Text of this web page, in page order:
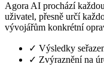
Agora AI prochází
uživatel, přesně určí
vývojářům konkrétní
✓ Výsledky
✓ Zvýraznění na